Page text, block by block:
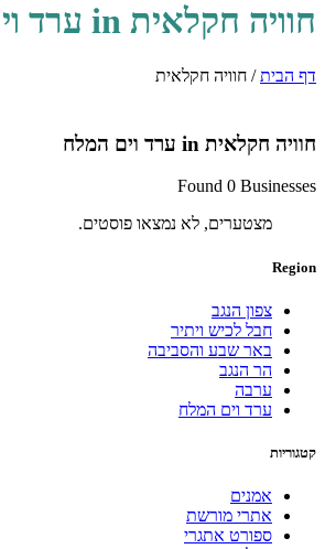
חוויה חקלאית in ערד וים המלח
דף הבית/ חוויה חקלאית
חוויה חקלאית in ערד וים המלח
Found 0 Businesses
מצטערים, לא נמצאו פוסטים.
Region
צפון הנגב
חבל לכיש ויתיר
באר שבע והסביבה
הר הנגב
ערבה
ערד וים המלח
קטגוריות
אמנים
אתרי מורשת
ספורט אתגרי